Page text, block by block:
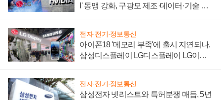
I' 동맹 강화, 구광모 제조·데이터·기술 결
전자·전기·정보통신
아이폰18 '메모리 부족'에 출시 지연되나,
삼성디스플레이 LG디스플레이 LG이노
전자·전기·정보통신
삼성전자 넷리스트와 특허분쟁 매듭, 5년